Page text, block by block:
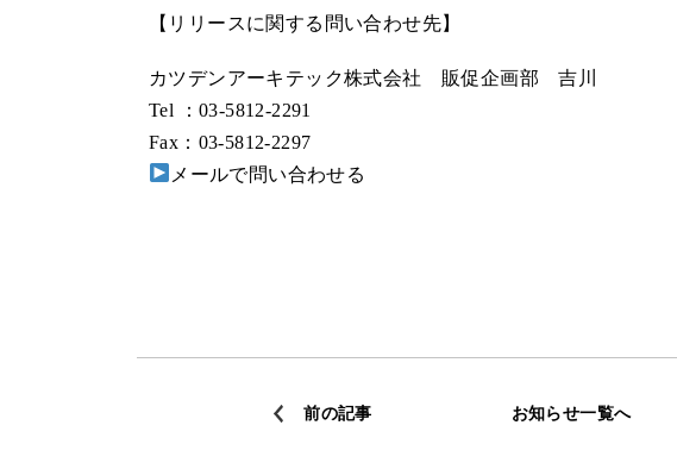
【リリースに関する問い合わせ先】
カツデンアーキテック株式会社 販促企画部 吉川
Tel ：03-5812-2291
Fax：03-5812-2297
メールで問い合わせる
前の記事 お知らせ一覧へ